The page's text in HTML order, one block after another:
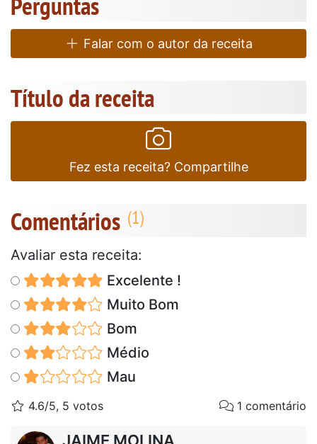
Falar com o autor da receita
Título da receita
Fez esta receita? Compartilhe
Comentários
Avaliar esta receita:
Excelente !
Muito Bom
Bom
Médio
Mau
4.6/5, 5 votos 1 comentário
JAIME MOLINA